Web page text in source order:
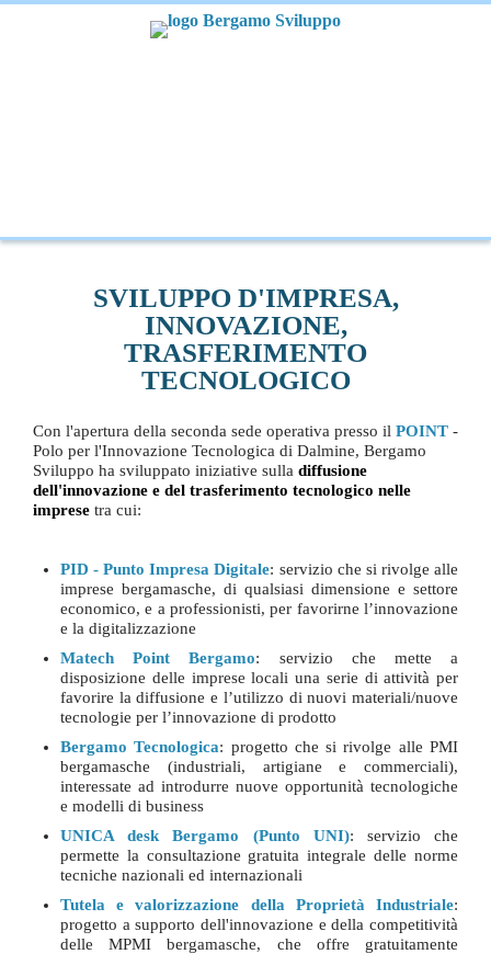
SVILUPPO D'IMPRESA,
INNOVAZIONE,
TRASFERIMENTO
TECNOLOGICO
Con l'apertura della seconda sede operativa presso il POINT -
Polo per l'Innovazione Tecnologica di Dalmine, Bergamo
Sviluppo ha sviluppato iniziative sulla diffusione
dell'innovazione e del trasferimento tecnologico nelle
imprese tra cui:
PID - Punto Impresa Digitale: servizio che si rivolge alle
imprese bergamasche, di qualsiasi dimensione e settore
economico, e a professionisti, per favorirne l’innovazione
e la digitalizzazione
Matech Point Bergamo: servizio che mette a
disposizione delle imprese locali una serie di attività per
favorire la diffusione e l’utilizzo di nuovi materiali/nuove
tecnologie per l’innovazione di prodotto
Bergamo Tecnologica: progetto che si rivolge alle PMI
bergamasche (industriali, artigiane e commerciali),
interessate ad introdurre nuove opportunità tecnologiche
e modelli di business
UNICA desk Bergamo (Punto UNI): servizio che
permette la consultazione gratuita integrale delle norme
tecniche nazionali ed internazionali
Tutela e valorizzazione della Proprietà Industriale:
progetto a supporto dell'innovazione e della competitività
delle MPMI bergamasche, che offre gratuitamente